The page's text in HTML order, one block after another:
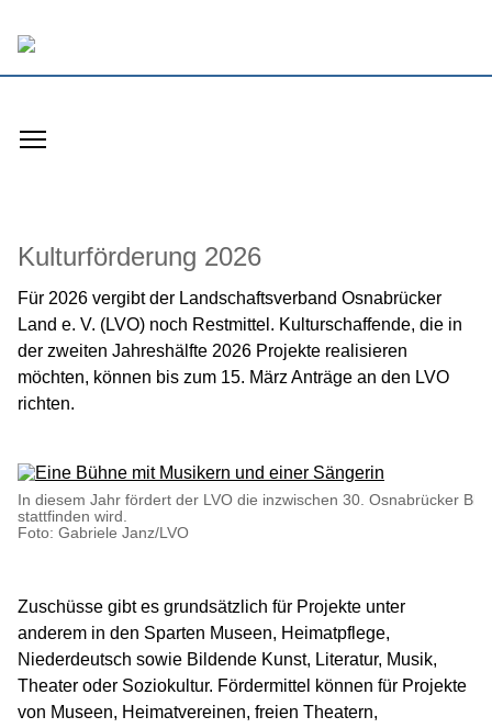
Kulturförderung 2026
Für 2026 vergibt der Landschaftsverband Osnabrücker
Land e. V. (LVO) noch Restmittel. Kulturschaffende, die in
der zweiten Jahreshälfte 2026 Projekte realisieren
möchten, können bis zum 15. März Anträge an den LVO
richten.
In diesem Jahr fördert der LVO die inzwischen 30. Osnabrücker
stattfinden wird.
Foto: Gabriele Janz/LVO
Zuschüsse gibt es grundsätzlich für Projekte unter
anderem in den Sparten Museen, Heimatpflege,
Niederdeutsch sowie Bildende Kunst, Literatur, Musik,
Theater oder Soziokultur. Fördermittel können für Projekte
von Museen, Heimatvereinen, freien Theatern,